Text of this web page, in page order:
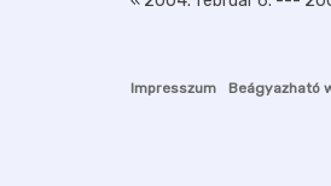
Impresszum Beágyazható